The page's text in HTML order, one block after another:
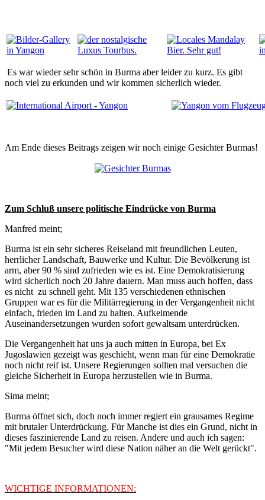
Es war wieder sehr schön in Burma aber leider zu kurz. Es gibt
noch viel zu erkunden und wir kommen sicherlich wieder.
Am Ende dieses Beitrags zeigen wir noch einige Gesichter Burmas!
Zum Schluß unsere politische Eindrücke von Burma
Manfred meint;
Burma ist ein sehr sicheres Reiseland mit freundlichen Leuten,
herrlicher Landschaft, Bauwerke und Kultur. Die Bevölkerung ist
arm, aber 90 % sind zufrieden wie es ist. Eine Demokratisierung
wird sicherlich noch 20 Jahre dauern. Man muss auch hoffen, dass
es nicht zu schnell geht. Mit 135 verschiedenen ethnischen
Gruppen war es für die Militärregierung in der Vergangenheit nicht
einfach, frieden im Land zu halten. Aufkeimende
Auseinandersetzungen wurden sofort gewaltsam unterdrücken.
Die Vergangenheit hat uns ja auch mitten in Europa, bei Ex
Jugoslawien gezeigt was geschieht, wenn man für eine Demokratie
noch nicht reif ist. Unsere Regierungen sollten mal versuchen die
gleiche Sicherheit in Europa herzustellen wie in Burma.
Sima meint;
Burma öffnet sich, doch noch immer regiert ein grausames Regime
mit brutaler Unterdrückung. Für Manche ist dies ein Grund, nicht in
dieses faszinierende Land zu reisen. Andere und auch ich sagen:
"Mit jedem Besucher wird diese Nation näher an die Welt gerückt".
WICHTIGE INFORMATIONEN: